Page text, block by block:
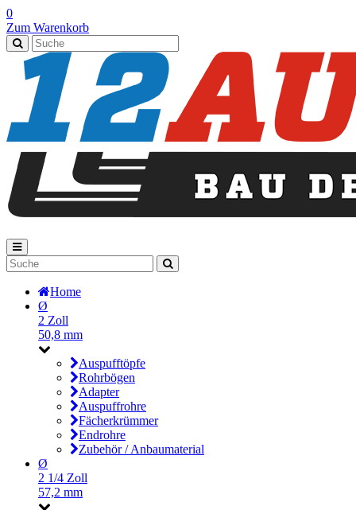
0
Zum Warenkorb
Home
Ø
2 Zoll
50,8 mm
Auspufftöpfe
Rohrbögen
Adapter
Auspuffrohre
Fächerkrümmer
Endrohre
Zubehör / Anbaumaterial
Ø
2 1/4 Zoll
57,2 mm